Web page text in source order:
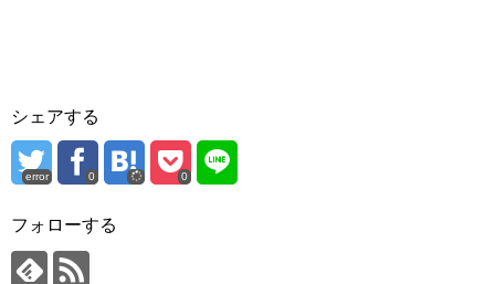
シェアする
error 0 0
フォローする